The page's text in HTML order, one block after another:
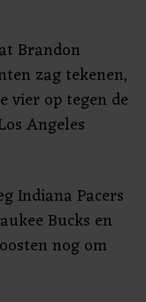
Brandon
zag tekenen,
vier op tegen de
Angeles
Indiana Pacers
Bucks en
nog om